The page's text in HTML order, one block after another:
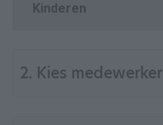
Kinderen
2. Kies medewerker